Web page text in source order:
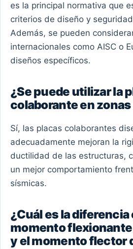
es la principal normativa que
criterios de diseño y
Además, se pueden
internacionales como AISC o
diseños específicos.
¿Se puede utilizar la
colaborante en
Sí, las placas colaborantes
adecuadamente mejoran la
ductilidad de las estructuras,
un mejor comportamiento
sísmicas.
¿Cuál es la diferencia
momento
y el momento flector